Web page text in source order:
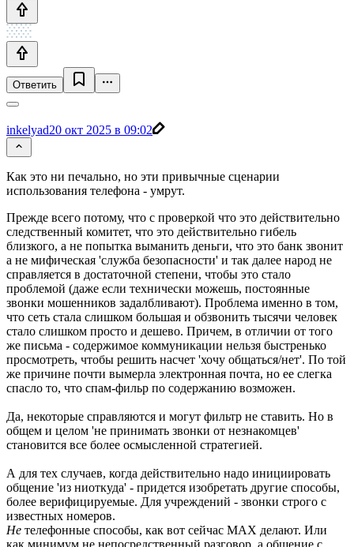
Ответить
inkelyad20 окт 2025 в 09:02
Как это ни печально, но эти привычные сценарии
использования телефона - умрут.
Прежде всего потому, что с проверкой что это действительно
следственный комитет, что это действительно гибель
близкого, а не попытка выманить деньги, что это банк звонит
а не мифическая 'служба безопасности' и так далее народ не
справляется в достаточной степени, чтобы это стало
проблемой (даже если технически можешь, постоянные
звонки мошенников задалбливают). Проблема именно в том,
что сеть стала слишком большая и обзвонить тысячи человек
стало слишком просто и дешево. Причем, в отличии от того
же письма - содержимое коммуникации нельзя быстренько
просмотреть, чтобы решить насчет 'хочу общаться/нет'. По той
же причине почти вымерла электронная почта, но ее слегка
спасло то, что спам-фильр по содержанию возможен.
Да, некоторые справляются и могут фильтр не ставить. Но в
общем и целом 'не принимать звонки от незнакомцев'
становится все более осмысленной стратегией.
А для тех случаев, когда действительно надо инициировать
общение 'из ниоткуда' - придется изобретать другие способы,
более верифицируемые. Для учреждений - звонки строго с
известных номеров.
Не телефонные способы, как вот сейчас MAX делают. Или
как минимум не непосредственный разговор, а общение с